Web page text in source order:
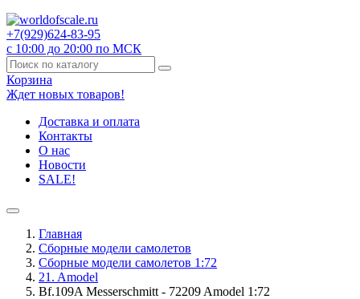
+7(929)624-83-95
с 10:00 до 20:00 по МСК
Корзина
Ждет новых товаров!
Доставка и оплата
Контакты
О нас
Новости
SALE!
Главная
Сборные модели самолетов
Сборные модели самолетов 1:72
21. Amodel
Bf.109A Messerschmitt - 72209 Amodel 1:72